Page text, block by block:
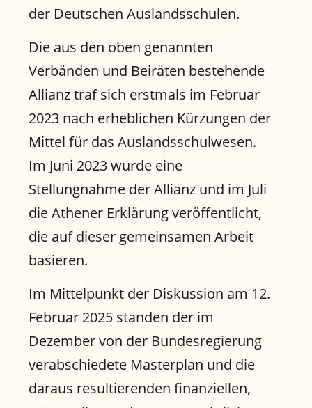
der Deutschen Auslandsschulen.
Die aus den oben genannten
Verbänden und Beiräten bestehende
Allianz traf sich erstmals im Februar
2023 nach erheblichen Kürzungen der
Mittel für das Auslandsschulwesen.
Im Juni 2023 wurde eine
Stellungnahme der Allianz und im Juli
die Athener Erklärung veröffentlicht,
die auf dieser gemeinsamen Arbeit
basieren.
Im Mittelpunkt der Diskussion am 12.
Februar 2025 standen der im
Dezember von der Bundesregierung
verabschiedete Masterplan und die
daraus resultierenden finanziellen,